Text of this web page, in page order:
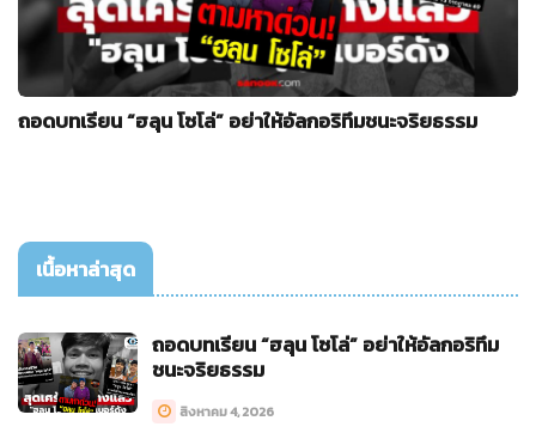
ถอดบทเรียน “ฮลุน โซโล่” อย่าให้อัลกอริทึมชนะจริยธรรม
เนื้อหาล่าสุด
ถอดบทเรียน “ฮลุน โซโล่” อย่าให้อัลกอริทึม
ชนะจริยธรรม
สิงหาคม 4, 2026